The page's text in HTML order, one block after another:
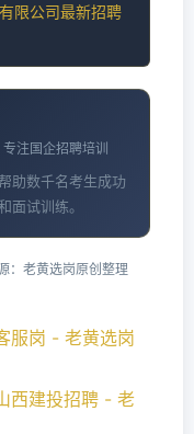
限公司最新招聘
注国企招聘培训
助数千名考生成功
面试训练。
：老黄选岗原创整理
服岗 - 老黄选岗
西建投招聘 - 老